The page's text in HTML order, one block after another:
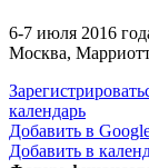
6-7 июля 2016
Москва,
календарь
Добавить в
Добавить в